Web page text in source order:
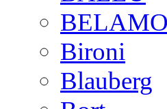
Bironi
Blauberg